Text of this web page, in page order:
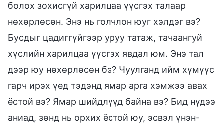
болох зохисгүй харилцаа үүсгэх талаар
нөхөрлөсөн. Энэ нь голчлон юуг хэлдэг вэ?
Бусдыг цадиггүйгээр уруу татаж, тачаангуй
хүслийн харилцаа үүсгэх явдал юм. Энэ тал
дээр юу нөхөрлөсөн бэ? Чуулганд ийм хүмүүс
гарч ирэх үед тэдэнд ямар арга хэмжээ авах
ёстой вэ? Ямар шийдлүүд байна вэ? Бид нүдээ
аниад, зөнд нь орхих ёстой юу, эсвэл үнэн-